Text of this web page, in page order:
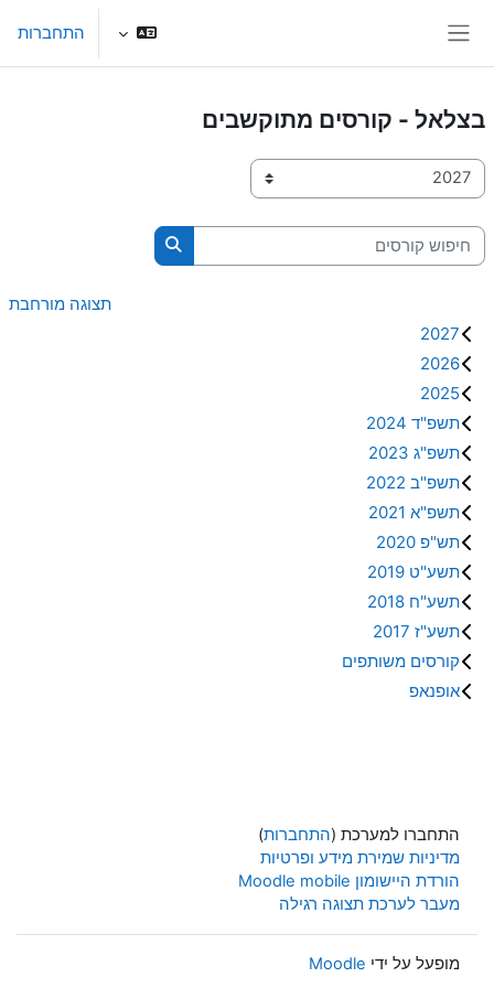
התחברות
בצלאל - קורסים מתוקשבים
קטגוריות קורסים
חיפוש קורסים
חיפוש קורסים
תצוגה מורחבת
2027
2026
2025
תשפ"ד 2024
תשפ"ג 2023
תשפ"ב 2022
תשפ"א 2021
תש"פ 2020
תשע"ט 2019
תשע"ח 2018
תשע"ז 2017
קורסים משותפים
אופנאפ
התחברו למערכת (התחברות)
מדיניות שמירת מידע ופרטיות
הורדת היישומון Moodle mobile
מעבר לערכת תצוגה רגילה
מופעל על ידי Moodle